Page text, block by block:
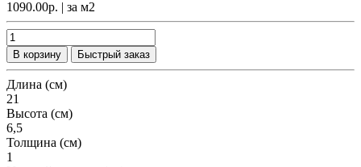
1090.00р. | за м2
В корзину Быстрый заказ
Длина (см)
21
Высота (см)
6,5
Толщина (см)
1